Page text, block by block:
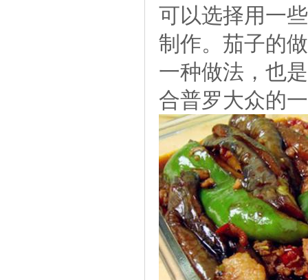
可以选择用一
制作。茄子的
一种做法，也
合普罗大众的